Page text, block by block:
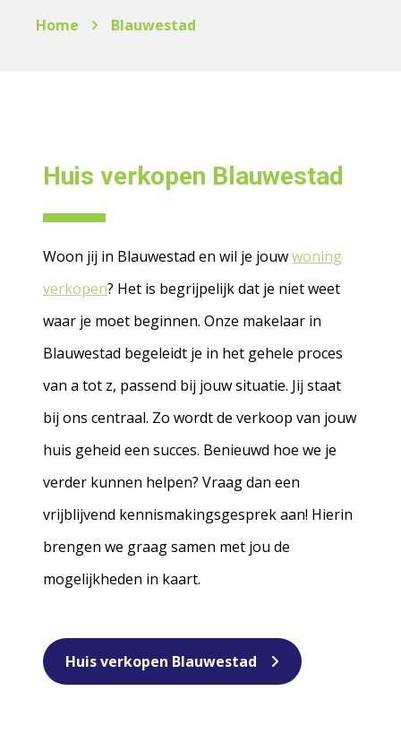
Home Blauwestad
Huis verkopen Blauwestad
Woon jij in Blauwestad en wil je jouwwoning
verkopen? Het is begrijpelijk dat je niet weet
waar je moet beginnen. Onze makelaar in
Blauwestad begeleidt je in het gehele proces
van a tot z, passend bij jouw situatie. Jij staat
bij ons centraal. Zo wordt de verkoop van jouw
huis geheid een succes. Benieuwd hoe we je
verder kunnen helpen? Vraag dan een
vrijblijvend kennismakingsgesprek aan! Hierin
brengen we graag samen met jou de
mogelijkheden in kaart.
Huis verkopen Blauwestad